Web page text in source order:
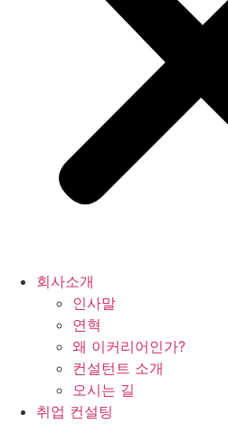
회사소개
인사말
연혁
왜 이커리어인가?
컨설턴트 소개
오시는 길
취업 컨설팅